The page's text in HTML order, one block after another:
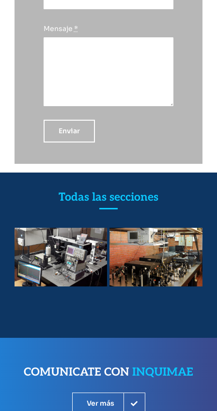
Mensaje *
Enviar
Todas las secciones
Fotoquímica Reactividad
COMUNICATE CON INQUIMAE
Ver más